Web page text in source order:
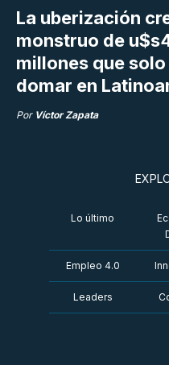
La uberización
monstruo de
millones que
domar en
Por Víctor Zapata
Lo último
Empleo 4.0
Leaders